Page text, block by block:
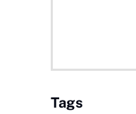
Tags